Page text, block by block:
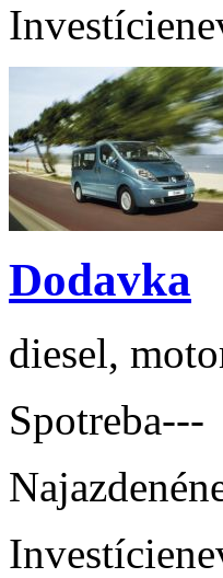
Investície
Dodavka
diesel,
Spotreba---
Najazdené
Investície